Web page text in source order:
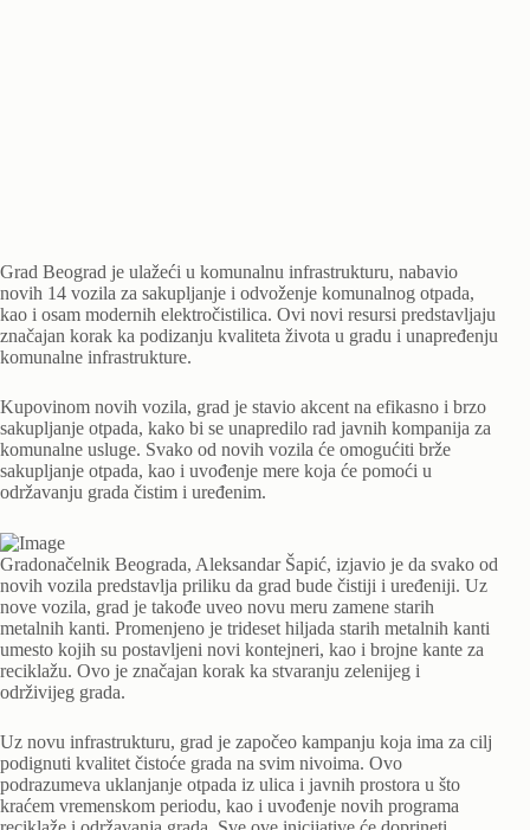
Grad Beograd je ulažeći u komunalnu infrastrukturu, nabavio
novih 14 vozila za sakupljanje i odvoženje komunalnog otpada,
kao i osam modernih elektročistilica. Ovi novi resursi predstavljaju
značajan korak ka podizanju kvaliteta života u gradu i unapređenju
komunalne infrastrukture.
Kupovinom novih vozila, grad je stavio akcent na efikasno i brzo
sakupljanje otpada, kako bi se unapredilo rad javnih kompanija za
komunalne usluge. Svako od novih vozila će omogućiti brže
sakupljanje otpada, kao i uvođenje mere koja će pomoći u
održavanju grada čistim i uređenim.
Gradonačelnik Beograda, Aleksandar Šapić, izjavio je da svako od
novih vozila predstavlja priliku da grad bude čistiji i uređeniji. Uz
nove vozila, grad je takođe uveo novu meru zamene starih
metalnih kanti. Promenjeno je trideset hiljada starih metalnih kanti
umesto kojih su postavljeni novi kontejneri, kao i brojne kante za
reciklažu. Ovo je značajan korak ka stvaranju zelenijeg i
održivijeg grada.
Uz novu infrastrukturu, grad je započeo kampanju koja ima za cilj
podignuti kvalitet čistoće grada na svim nivoima. Ovo
podrazumeva uklanjanje otpada iz ulica i javnih prostora u što
kraćem vremenskom periodu, kao i uvođenje novih programa